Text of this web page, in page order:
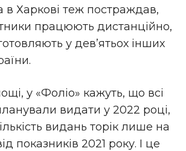
в Харкові теж постраждав,
працюють дистанційно,
у дев’ятьох інших
у «Фоліо» кажуть, що всі
видати у 2022 році,
видань торік лише на
показників 2021 року. І це